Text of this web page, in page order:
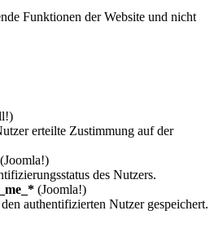
Funktionen der Website und nicht
erteilte Zustimmung auf der
(Joomla!)
des Nutzers.
(Joomla!)
authentifizierten Nutzer gespeichert.